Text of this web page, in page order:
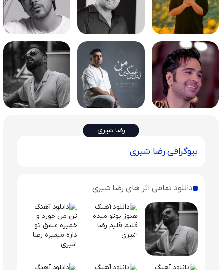
رضا شیری
بیوگرافی رضا شیری
دانلود تمامی اثر های رضا شیری